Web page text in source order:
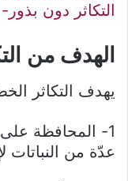
التكاثر دون
الهدف من
يهدف التكاثر
1- المحافظة
عدّة من النباتات